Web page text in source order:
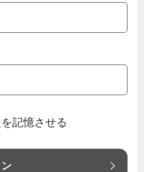
記憶させる